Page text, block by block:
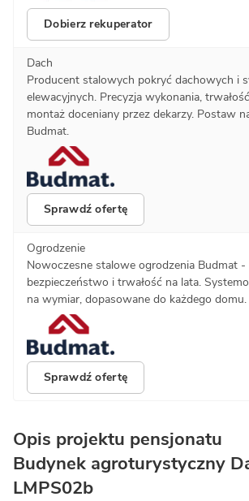
Dobierz rekuperator
Dach
Producent stalowych pokryć dachowych i
elewacyjnych. Precyzja wykonania,
montaż doceniany przez dekarzy. Postaw
Budmat.
Sprawdź ofertę
Ogrodzenie
Nowoczesne stalowe ogrodzenia Budmat -
bezpieczeństwo i trwałość na lata.
na wymiar, dopasowane do każdego domu.
Sprawdź ofertę
Opis projektu pensjonatu
Budynek agroturystyczny
LMPS02b